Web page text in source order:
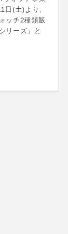
日(土)より、
ッチ2種類販
リーズ」と